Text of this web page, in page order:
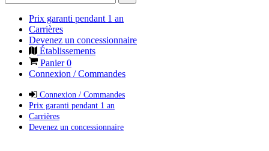
Prix garanti pendant 1 an
Carrières
Devenez un concessionnaire
Établissements
Panier0
Connexion / Commandes
Connexion / Commandes
Prix garanti pendant 1 an
Carrières
Devenez un concessionnaire